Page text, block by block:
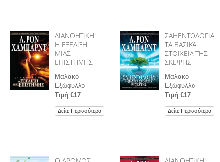
ΔΙΑΝΟΗΤΙΚΗ:
Η ΕΞΕΛΙΞΗ
ΜΙΑΣ
ΕΠΙΣΤΗΜΗΣ
Μαλακό
Εξώφυλλο
Τιµή €17
Δείτε Περισσότερα
ΣΑΗΕΝΤΟΛΟΓΙΑ:
ΤΑ ΒΑΣΙΚΑ
ΣΤΟΙΧΕΙΑ ΤΗΣ
ΣΚΕΨΗΣ
Μαλακό
Εξώφυλλο
Τιµή €17
Δείτε Περισσότερα